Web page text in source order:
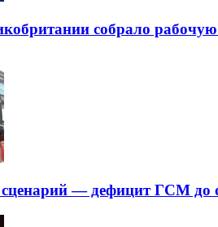
собрало
сценарий — дефицит ГСМ до